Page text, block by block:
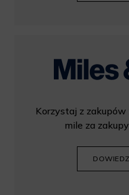
Korzystaj z
mile za